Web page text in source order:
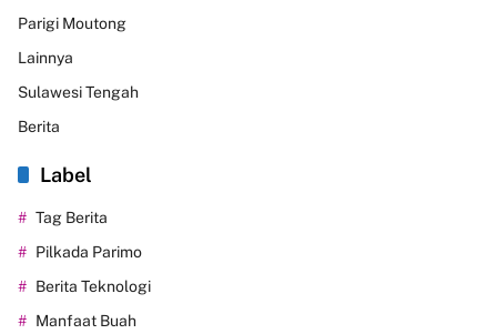
Parigi Moutong
Lainnya
Sulawesi Tengah
Berita
Label
Tag Berita
Pilkada Parimo
Berita Teknologi
Manfaat Buah